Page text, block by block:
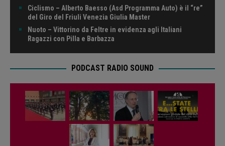
Ciclismo – Alberto Baesso (Asd Programma Auto) è il “re”
del Giro del Friuli Venezia Giulia Master
Nuoto – Vittorino da Feltre in evidenza agli Italiani
Ragazzi con Pilla e Barbazza
PODCAST RADIO SOUND